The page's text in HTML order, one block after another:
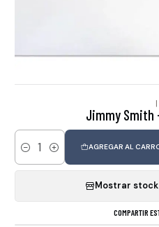
|
Jimmy Smith
Cantidad
AGREGAR AL
Mostrar
COMPARTIR